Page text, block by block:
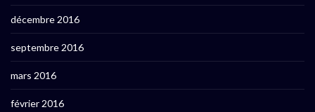
décembre 2016
septembre 2016
mars 2016
février 2016